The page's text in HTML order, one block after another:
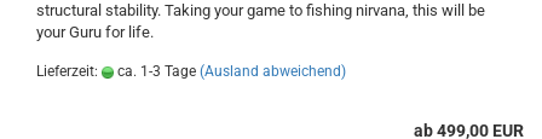
structural stability. Taking your game to fishing nirvana, this will be
your Guru for life.
Lieferzeit: ca. 1-3 Tage (Ausland abweichend)
ab 499,00 EUR